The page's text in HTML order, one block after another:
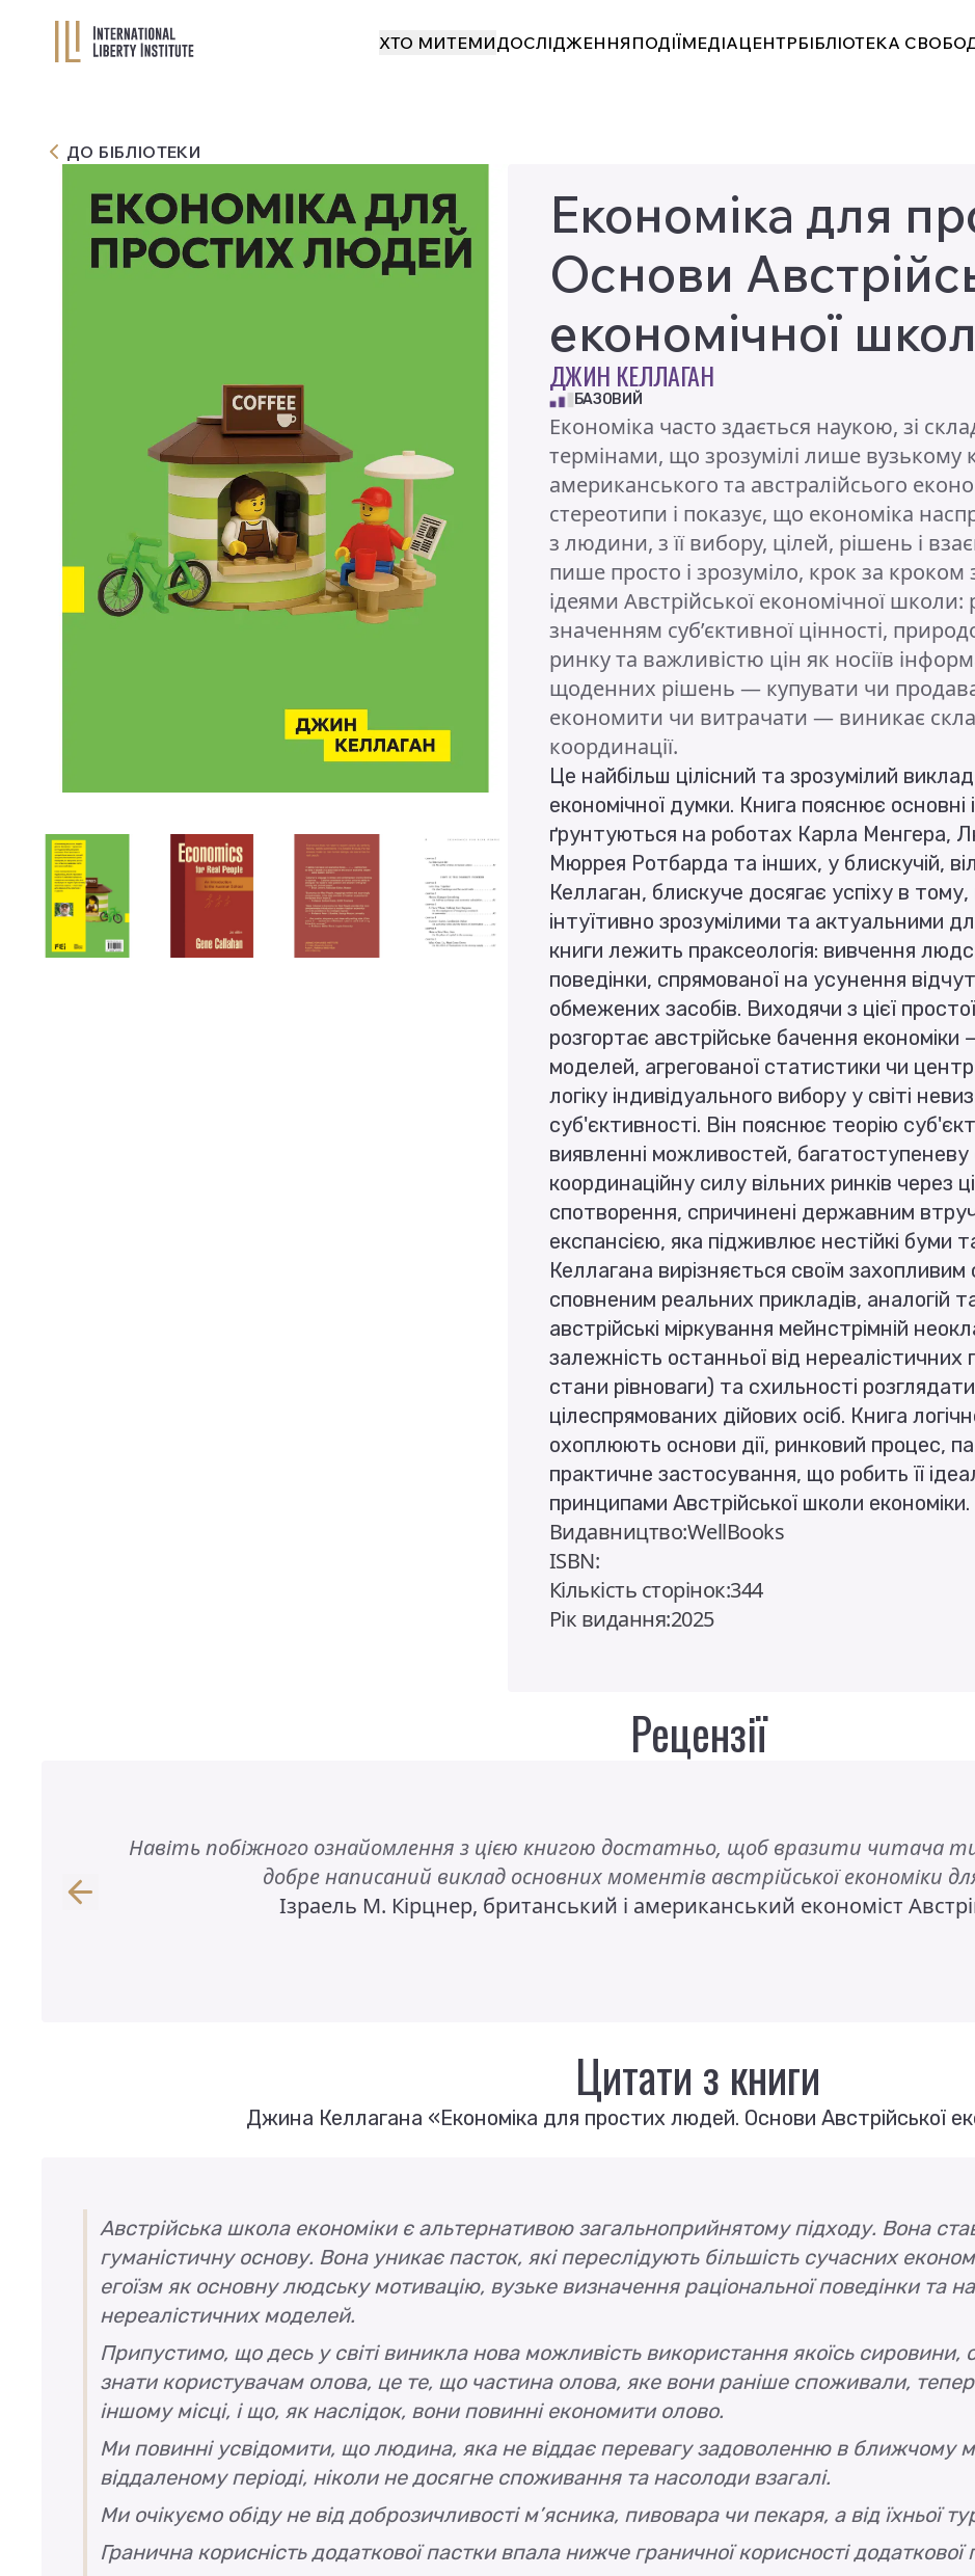
ХТО МИТЕМИДОСЛІДЖЕННЯ ПОДІЇМЕДІАЦЕНТРБІБЛІОТЕКА
ХТО МИТЕМИДОСЛІДЖЕННЯ ПОДІЇМЕДІАЦЕНТРБІБЛІОТЕКА
ДО БІБЛІОТЕКИ
Економіка для
Основи
економічної
ДЖИН КЕЛЛАГАН
БАЗОВИЙ
Економіка часто здається наукою, зі
термінами, що зрозумілі лише вузькому
американського та австралійсього
стереотипи і показує, що економіка
з людини, з її вибору, цілей, рішень і
пише просто і зрозуміло, крок за
ідеями Австрійської економічної
значенням суб’єктивної цінності,
ринку та важливістю цін як носіїв
щоденних рішень — купувати чи
економити чи витрачати — виникає
координації.
Це найбільш цілісний та зрозумілий
економічної думки. Книга пояснює основні
ґрунтуються на роботах Карла Менгера,
Мюррея Ротбарда та інших, у блискучій,
Келлаган, блискуче досягає успіху в тому,
інтуїтивно зрозумілими та актуальними
книги лежить праксеологія: вивчення
поведінки, спрямованої на усунення
обмежених засобів. Виходячи з цієї
розгортає австрійське бачення
моделей, агрегованої статистики чи
логіку індивідуального вибору у світі
суб'єктивності. Він пояснює теорію
виявленні можливостей,
координаційну силу вільних ринків через
спотворення, спричинені державним
експансією, яка підживлює нестійкі буми
Келлагана вирізняється своїм
сповненим реальних прикладів, аналогій
австрійські міркування мейнстрімній
залежність останньої від
стани рівноваги) та схильності
цілеспрямованих дійових осіб. Книга
охоплюють основи дії, ринковий процес,
практичне застосування, що робить її
принципами Австрійської школи економіки.
Видавництво:WellBooks
ISBN:
Кількість сторінок:344
Рік видання:2025
Рецензії
Навіть побіжного ознайомлення з цією книгою достатньо, щоб вразити читача
добре написаний виклад основних моментів австрійської економіки
Ізраель М. Кірцнер, британський і американський економіст
Цитати з книги
Джина Келлагана «Економіка для простих людей. Основи Австрійської
Австрійська школа економіки є альтернативою загальноприйнятому підходу. Вона
гуманістичну основу. Вона уникає пасток, які переслідують більшість сучасних
егоїзм як основну людську мотивацію, вузьке визначення раціональної поведінки та
нереалістичних моделей.
Припустимо, що десь у світі виникла нова можливість використання якоїсь сировини,
знати користувачам олова, це те, що частина олова, яке вони раніше споживали,
іншому місці, і що, як наслідок, вони повинні економити олово.
Ми повинні усвідомити, що людина, яка не віддає перевагу задоволенню в ближчому
віддаленому періоді, ніколи не досягне споживання та насолоди взагалі.
Ми очікуємо обіду не від доброзичливості м’ясника, пивовара чи пекаря, а від їхньої
Гранична корисність додаткової пастки впала нижче граничної корисності додаткової